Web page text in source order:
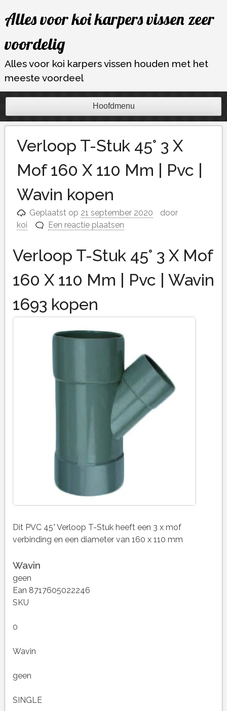
naar
inhoud
Alles voor koi karpers vissen zeer
voordelig
Alles voor koi karpers vissen houden met het
meeste voordeel
Hoofdmenu
Verloop T-Stuk 45° 3 X
Mof 160 X 110 Mm | Pvc |
Wavin kopen
Geplaatst op 21 september 2020
door
koi
Een reactie plaatsen
Verloop T-Stuk 45° 3 X Mof
160 X 110 Mm | Pvc | Wavin
1693 kopen
Dit PVC 45° Verloop T-Stuk heeft een 3 x mof
verbinding en een diameter van 160 x 110 mm
Wavin
geen
Ean 8717605022246
SKU
0
Wavin
geen
SINGLE